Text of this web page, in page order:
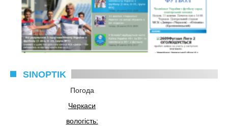
SINOPTIK
Погода
Черкаси
вологість: